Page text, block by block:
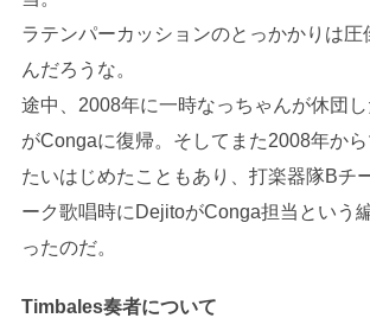
ラテンパーカッションのとっかかりは圧
んだろうな。
途中、2008年に一時なっちゃんが休団
がCongaに復帰。そしてまた2008年か
たいはじめたこともあり、打楽器隊Bチ
ーク歌唱時にDejitoがConga担当という
ったのだ。
Timbales奏者について